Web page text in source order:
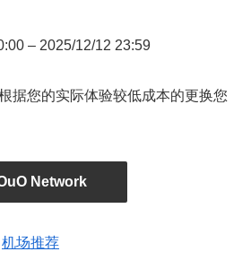
– 2025/12/12 23:59
据您的实际体验较低成本的更换您
Network
机场推荐